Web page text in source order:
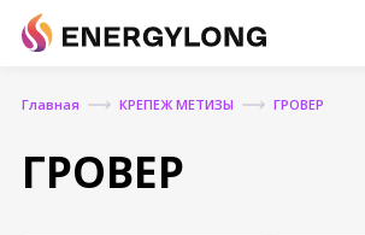
Главная КРЕПЕЖ МЕТИЗЫ ГРОВЕР
ГРОВЕР